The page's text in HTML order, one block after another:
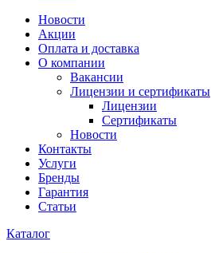
Новости
Акции
Оплата и доставка
О компании
Вакансии
Лицензии и сертификаты
Лицензии
Сертификаты
Новости
Контакты
Услуги
Бренды
Гарантия
Статьи
Каталог